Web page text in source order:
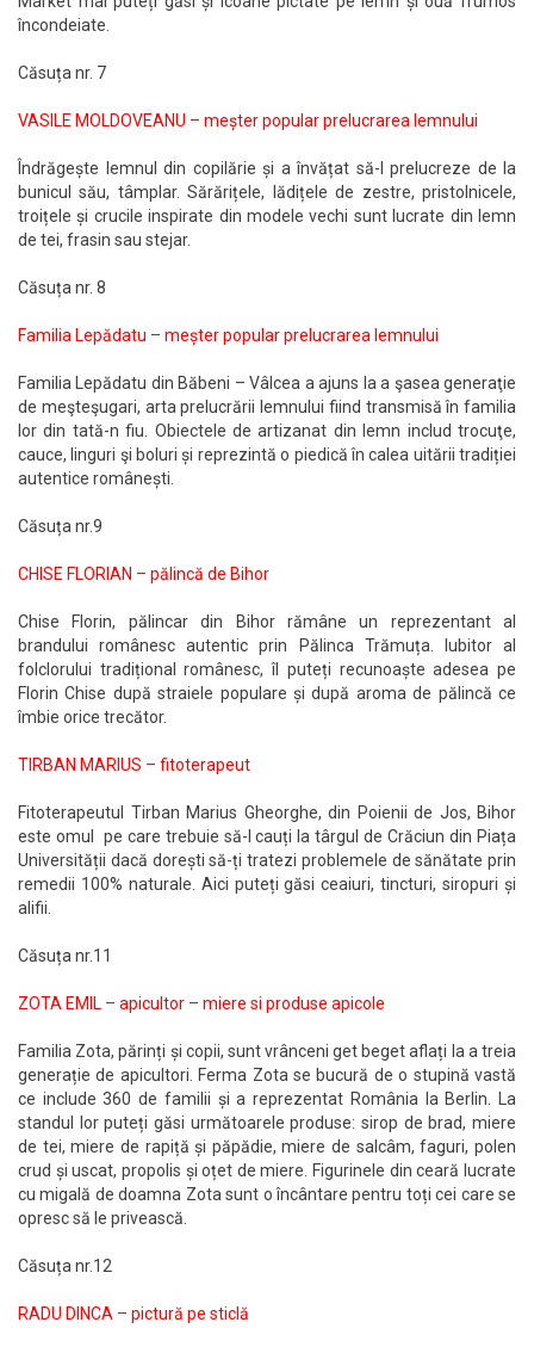
încondeiate.
Căsuța nr. 7
VASILE MOLDOVEANU – meșter popular prelucrarea lemnului
Îndrăgește lemnul din copilărie și a învățat să-l prelucreze de la
bunicul său, tâmplar. Sărărițele, lădițele de zestre, pristolnicele,
troițele și crucile inspirate din modele vechi sunt lucrate din lemn
de tei, frasin sau stejar.
Căsuța nr. 8
Familia Lepădatu – meșter popular prelucrarea lemnului
Familia Lepădatu din Băbeni – Vâlcea a ajuns la a şasea generaţie
de meşteşugari, arta prelucrării lemnului fiind transmisă în familia
lor din tată-n fiu. Obiectele de artizanat din lemn includ trocuţe,
cauce, linguri şi boluri și reprezintă o piedică în calea uitării tradiției
autentice românești.
Căsuța nr.9
CHISE FLORIAN – pălincă de Bihor
Chise Florin, pălincar din Bihor rămâne un reprezentant al
brandului românesc autentic prin Pălinca Trămuța. Iubitor al
folclorului tradițional românesc, îl puteți recunoaște adesea pe
Florin Chise după straiele populare și după aroma de pălincă ce
îmbie orice trecător.
TIRBAN MARIUS – fitoterapeut
Fitoterapeutul Tirban Marius Gheorghe, din Poienii de Jos, Bihor
este omul pe care trebuie să-l cauți la târgul de Crăciun din Piața
Universității dacă dorești să-ți tratezi problemele de sănătate prin
remedii 100% naturale. Aici puteți găsi ceaiuri, tincturi, siropuri și
alifii.
Căsuța nr.11
ZOTA EMIL – apicultor – miere si produse apicole
Familia Zota, părinți și copii, sunt vrânceni get beget aflați la a treia
generație de apicultori. Ferma Zota se bucură de o stupină vastă
ce include 360 de familii și a reprezentat România la Berlin. La
standul lor puteți găsi următoarele produse: sirop de brad, miere
de tei, miere de rapiță și păpădie, miere de salcâm, faguri, polen
crud și uscat, propolis și oțet de miere. Figurinele din ceară lucrate
cu migală de doamna Zota sunt o încântare pentru toți cei care se
opresc să le privească.
Căsuța nr.12
RADU DINCA – pictură pe sticlă